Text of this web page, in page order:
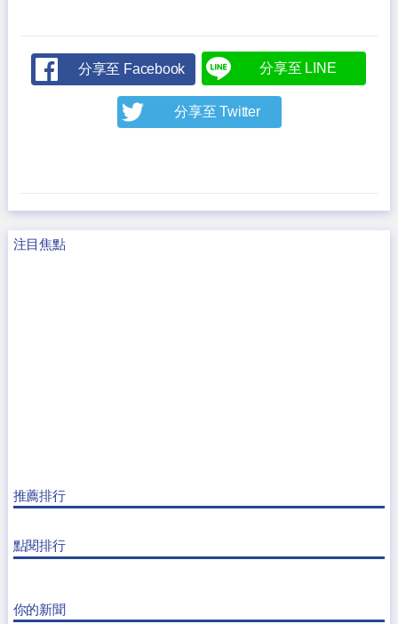
分享至 Facebook 分享至 LINE
分享至 Twitter
注目焦點
推薦排行
點閱排行
你的新聞